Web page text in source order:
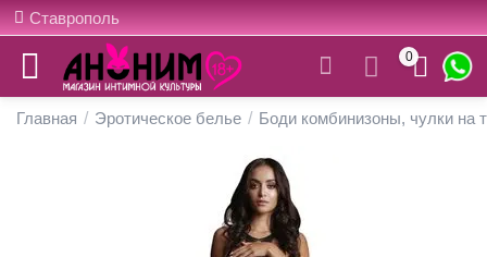
Ставрополь
0
Главная / Эротическое белье / Боди комбинизоны, чулки на